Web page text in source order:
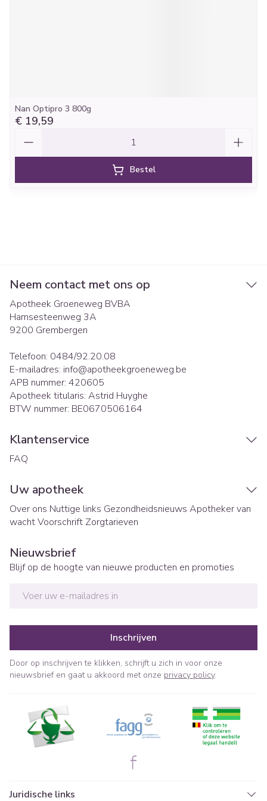
Nan Optipro 3 800g
€ 19,59
Bestel
Neem contact met ons op
Apotheek Groeneweg BVBA
Hamsesteenweg 3A
9200 Grembergen
Telefoon: 0484/92.20.08
E-mailadres: info@apotheekgroeneweg.be
APB nummer: 420605
Apotheek titularis: Astrid Huyghe
BTW nummer: BE0670506164
Klantenservice
FAQ
Uw apotheek
Over ons Nuttige links Gezondheidsnieuws Apotheker van
wachtVoorschrift Zorgtarieven
Nieuwsbrief
Blijf op de hoogte van nieuwe producten en promoties
Inschrijven
Door op inschrijven te klikken, schrijft u zich in voor onze
nieuwsbrief en gaat u akkoord met onze privacy policy.
Juridische links